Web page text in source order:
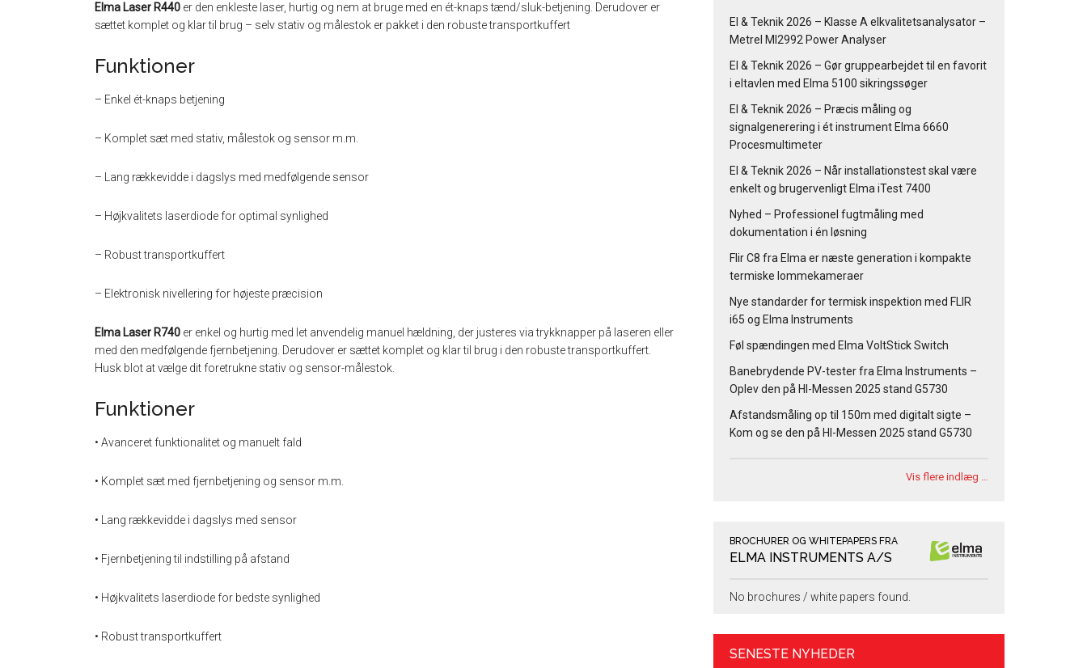
Elma Laser R440 er den enkleste laser, hurtig og nem at bruge med en ét-knaps tænd/sluk-betjening. Derudover er
sættet komplet og klar til brug – selv stativ og målestok er pakket i den robuste transportkuffert
Funktioner
– Enkel ét-knaps betjening
– Komplet sæt med stativ, målestok og sensor m.m.
– Lang rækkevidde i dagslys med medfølgende sensor
– Højkvalitets laserdiode for optimal synlighed
– Robust transportkuffert
– Elektronisk nivellering for højeste præcision
Elma Laser R740 er enkel og hurtig med let anvendelig manuel hældning, der justeres via trykknapper på laseren eller
med den medfølgende fjernbetjening. Derudover er sættet komplet og klar til brug i den robuste transportkuffert.
Husk blot at vælge dit foretrukne stativ og sensor-målestok.
Funktioner
• Avanceret funktionalitet og manuelt fald
• Komplet sæt med fjernbetjening og sensor m.m.
• Lang rækkevidde i dagslys med sensor
• Fjernbetjening til indstilling på afstand
• Højkvalitets laserdiode for bedste synlighed
• Robust transportkuffert
El & Teknik 2026 – Klasse A elkvalitetsanalysator –
Metrel MI2992 Power Analyser
El & Teknik 2026 – Gør gruppearbejdet til en favorit
i eltavlen med Elma 5100 sikringssøger
El & Teknik 2026 – Præcis måling og
signalgenerering i ét instrument Elma 6660
Procesmultimeter
El & Teknik 2026 – Når installationstest skal være
enkelt og brugervenligt Elma iTest 7400
Nyhed – Professionel fugtmåling med
dokumentation i én løsning
Flir C8 fra Elma er næste generation i kompakte
termiske lommekameraer
Nye standarder for termisk inspektion med FLIR
i65 og Elma Instruments
Føl spændingen med Elma VoltStick Switch
Banebrydende PV-tester fra Elma Instruments –
Oplev den på HI-Messen 2025 stand G5730
Afstandsmåling op til 150m med digitalt sigte –
Kom og se den på HI-Messen 2025 stand G5730
Vis flere indlæg …
BROCHURER OG WHITEPAPERS FRA
ELMA INSTRUMENTS A/S
No brochures / white papers found.
SENESTE NYHEDER